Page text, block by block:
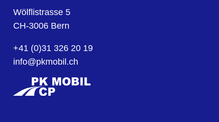
Wölflistrasse 5
CH-3006 Bern
+41 (0)31 326 20 19
info@pkmobil.ch